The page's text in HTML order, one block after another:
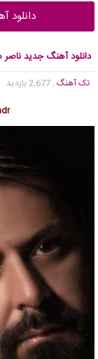
دانلود
دانلود آهنگ جدید ناصر
تک آهنگ , 2,677 بازدید